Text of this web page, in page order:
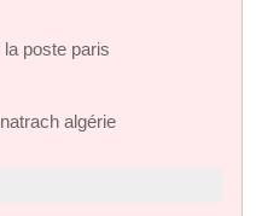
poste paris
algérie